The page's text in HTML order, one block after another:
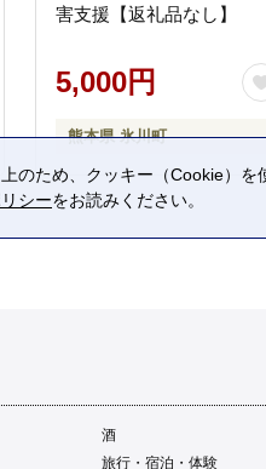
害支援【返礼品なし】
5,000円
熊本県 氷川町
酒
旅行・宿泊・体験
のため、クッキー（Cookie）
シーをお読みください。